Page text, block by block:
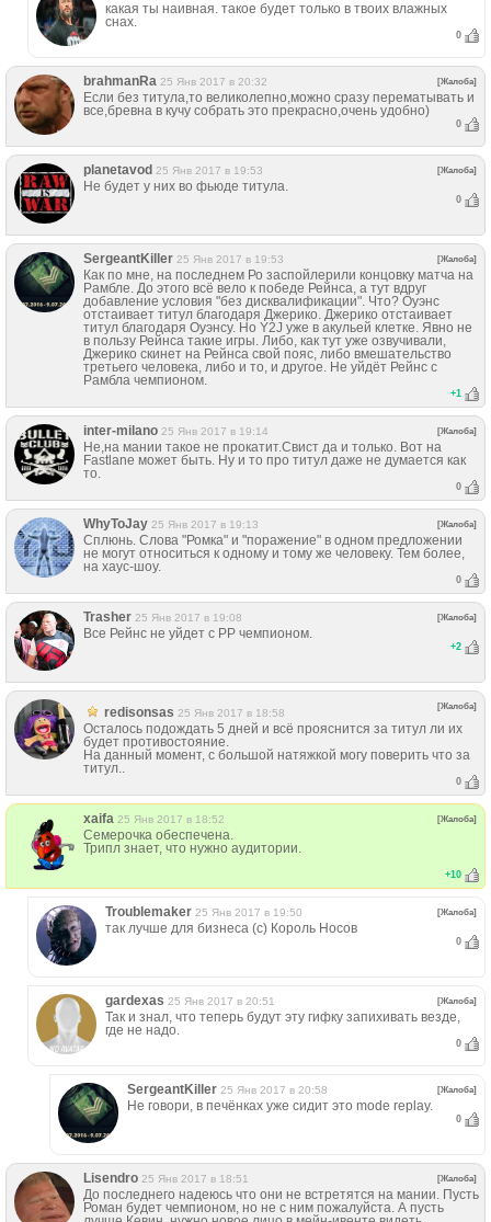
какая ты наивная. такое будет только в твоих влажных
снах.
0
brahmanRa 25 Янв 2017 в 20:32 [Жалоба]
Если без титула,то великолепно,можно сразу перематывать и
все,бревна в кучу собрать это прекрасно,очень удобно)
0
planetavod 25 Янв 2017 в 19:53 [Жалоба]
Не будет у них во фьюде титула.
0
SergeantKiller 25 Янв 2017 в 19:53 [Жалоба]
Как по мне, на последнем Ро заспойлерили концовку матча на
Рамбле. До этого всё вело к победе Рейнса, а тут вдруг
добавление условия "без дисквалификации". Что? Оуэнс
отстаивает титул благодаря Джерико. Джерико отстаивает
титул благодаря Оуэнсу. Но Y2J уже в акульей клетке. Явно не
в пользу Рейнса такие игры. Либо, как тут уже озвучивали,
Джерико скинет на Рейнса свой пояс, либо вмешательство
третьего человека, либо и то, и другое. Не уйдёт Рейнс с
Рамбла чемпионом.
+1
inter-milano 25 Янв 2017 в 19:14 [Жалоба]
Не,на мании такое не прокатит.Свист да и только. Вот на
Fastlane может быть. Ну и то про титул даже не думается как
то.
0
WhyToJay 25 Янв 2017 в 19:13 [Жалоба]
Сплюнь. Слова "Ромка" и "поражение" в одном предложении
не могут относиться к одному и тому же человеку. Тем более,
на хаус-шоу.
0
Trasher 25 Янв 2017 в 19:08 [Жалоба]
Все Рейнс не уйдет с РР чемпионом.
+2
redisonsas 25 Янв 2017 в 18:58
[Жалоба]
Осталось подождать 5 дней и всё прояснится за титул ли их
будет противостояние.
На данный момент, с большой натяжкой могу поверить что за
титул..
0
xaifa 25 Янв 2017 в 18:52 [Жалоба]
Семерочка обеспечена.
Трипл знает, что нужно аудитории.
+10
Troublemaker 25 Янв 2017 в 19:50 [Жалоба]
так лучше для бизнеса (с) Король Носов
0
gardexas 25 Янв 2017 в 20:51 [Жалоба]
Так и знал, что теперь будут эту гифку запихивать везде,
где не надо.
0
SergeantKiller 25 Янв 2017 в 20:58 [Жалоба]
Не говори, в печёнках уже сидит это mode replay.
0
Lisendro 25 Янв 2017 в 18:51 [Жалоба]
До последнего надеюсь что они не встретятся на мании. Пусть
Роман будет чемпионом, но не с ним пожалуйста. А пусть